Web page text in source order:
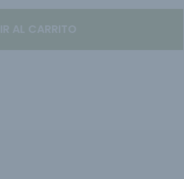
AL CARRITO